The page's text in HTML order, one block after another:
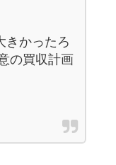
きかったろ
の買収計画